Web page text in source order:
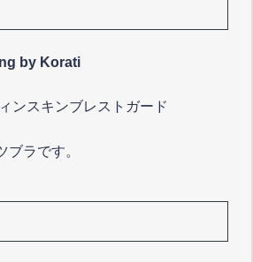
by Korati
ンスキンブレストガード
ブラです。